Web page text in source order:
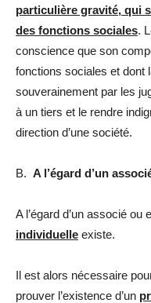
particulière gravité, qui
des fonctions sociales.
conscience que son
fonctions sociales et dont
souverainement par les
à un tiers et le rendre
direction d’une société.
B. A l’égard d’un
A l’égard d’un associé ou
individuelle existe.
Il est alors nécessaire
prouver l’existence d’un